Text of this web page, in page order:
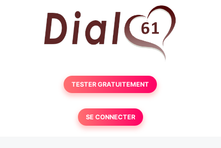
TESTER GRATUITEMENT
SE CONNECTER